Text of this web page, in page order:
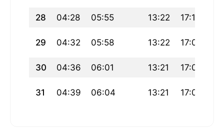
28 04:28 05:55 13:22 17:10
29 04:32 05:58 13:22 17:08
30 04:36 06:01 13:21 17:06
31 04:39 06:04 13:21 17:04